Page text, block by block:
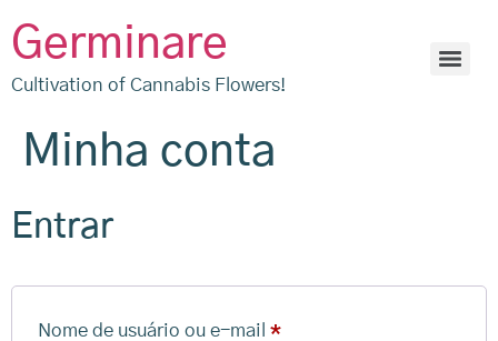
Germinare
Cultivation of Cannabis Flowers!
Minha conta
Entrar
Nome de usuário ou e-mail *